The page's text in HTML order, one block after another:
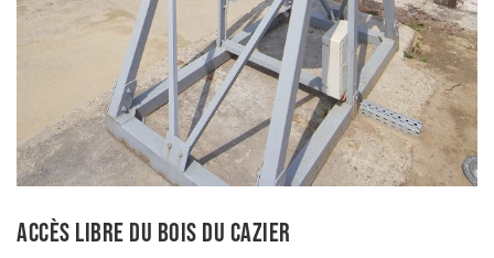
ACCÈS LIBRE DU BOIS DU CAZIER